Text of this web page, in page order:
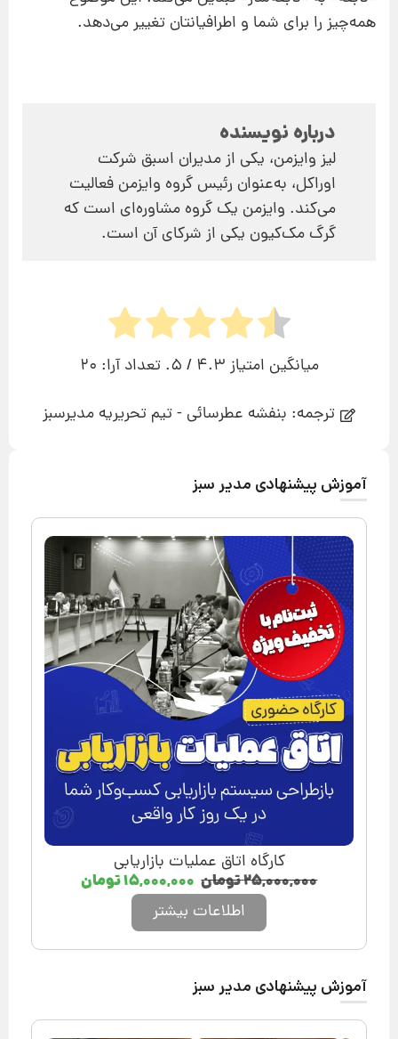
همه‌چیز را برای شما و اطرافیانتان تغییر می‌دهد.
درباره نویسنده
لیز وایزمن، یکی از مدیران اسبق شرکت
اوراکل، به‌عنوان رئیس گروه وایزمن فعالیت
می‌کند. وایزمن یک گروه مشاوره‌ای است که
گرگ مک‌کیون یکی از شرکای آن است.
میانگین امتیاز 4.3 / 5. تعداد آرا:
20
ترجمه: بنفشه عطرسائی - تیم تحریریه مدیرسبز
آموزش پیشنهادی مدیر سبز
کارگاه اتاق عملیات بازاریابی
۲۵,۰۰۰,۰۰۰تومان ۱۵,۰۰۰,۰۰۰تومان
اطلاعات بیشتر
آموزش پیشنهادی مدیر سبز